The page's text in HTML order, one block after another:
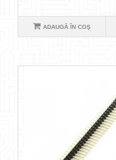
ADAUGĂ ÎN COŞ